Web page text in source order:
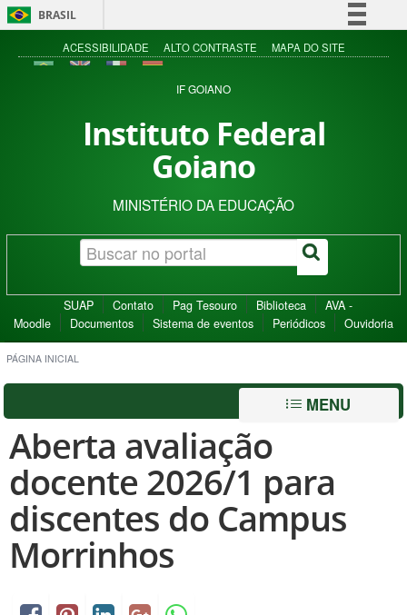
BRASIL
Simplifique!
Acesso à informação
ACESSIBILIDADE ALTO CONTRASTE MAPA DO SITE
IF GOIANO
Instituto Federal
Goiano
MINISTÉRIO DA EDUCAÇÃO
SUAP Contato Pag Tesouro Biblioteca
AVA -
Moodle
Documentos Sistema de eventos Periódicos Ouvidoria
PÁGINA INICIAL
MENU
Aberta avaliação
docente 2026/1 para
discentes do Campus
Morrinhos